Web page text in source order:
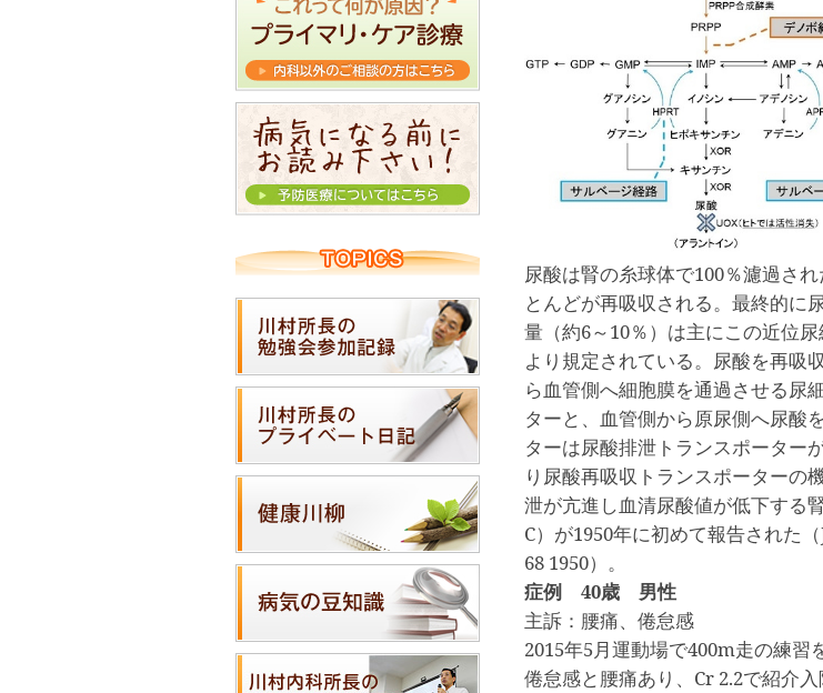
尿酸は腎の糸球体で100％濾過さ
とんどが再吸収される。最終的に
量（約6～10％）は主にこの近位
より規定されている。尿酸を再吸
ら血管側へ細胞膜を通過させる尿
ターと、血管側から原尿側へ尿酸
ターは尿酸排泄トランスポーター
り尿酸再吸収トランスポーターの
泄が亢進し血清尿酸値が低下する
C）が1950年に初めて報告された（
68 1950）。
症例 40歳 男性
主訴：腰痛、倦怠感
2015年5月運動場で400m走の練習
倦怠感と腰痛あり、 Cr 2.2で紹介